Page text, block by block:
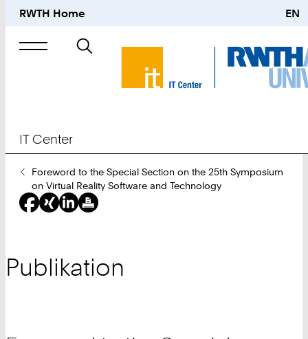
RWTH Home EN
Suche
nach
IT Center
Sie
sind
hier:
Foreword to the Special Section on the 25th Symposium
on Virtual Reality Software and Technology
Publikation